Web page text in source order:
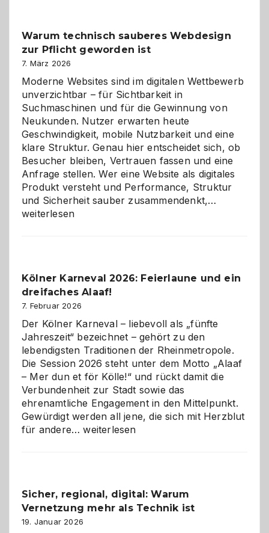
den
Logikrätseln
Warum technisch sauberes Webdesign
zur Pflicht geworden ist
7. März 2026
Moderne Websites sind im digitalen Wettbewerb
unverzichtbar – für Sichtbarkeit in
Suchmaschinen und für die Gewinnung von
Neukunden. Nutzer erwarten heute
Geschwindigkeit, mobile Nutzbarkeit und eine
klare Struktur. Genau hier entscheidet sich, ob
Besucher bleiben, Vertrauen fassen und eine
Anfrage stellen. Wer eine Website als digitales
Produkt versteht und Performance, Struktur
und Sicherheit sauber zusammendenkt,…
geworden
weiterlesen
Kölner Karneval 2026: Feierlaune und ein
dreifaches Alaaf!
7. Februar 2026
Der Kölner Karneval – liebevoll als „fünfte
Jahreszeit“ bezeichnet – gehört zu den
lebendigsten Traditionen der Rheinmetropole.
Die Session 2026 steht unter dem Motto „Alaaf
– Mer dun et för Kölle!“ und rückt damit die
Verbundenheit zur Stadt sowie das
ehrenamtliche Engagement in den Mittelpunkt.
Gewürdigt werden all jene, die sich mit Herzblut
für andere…Kölner
ein
dreifaches
Alaaf!
weiterlesen
Sicher, regional, digital: Warum
Vernetzung mehr als Technik ist
19. Januar 2026